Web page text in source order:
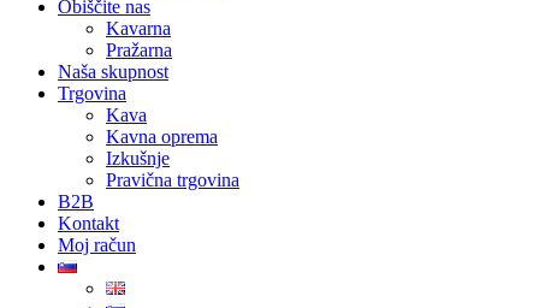
Obiščite nas
Kavarna
Pražarna
Naša skupnost
Trgovina
Kava
Kavna oprema
Izkušnje
Pravična trgovina
B2B
Kontakt
Moj račun